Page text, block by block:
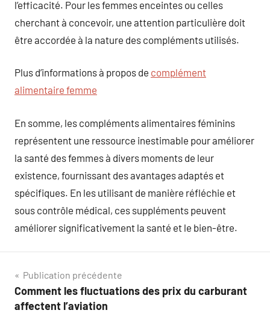
l’efficacité. Pour les femmes enceintes ou celles
cherchant à concevoir, une attention particulière doit
être accordée à la nature des compléments utilisés.
Plus d’informations à propos de complément
alimentaire femme
En somme, les compléments alimentaires féminins
représentent une ressource inestimable pour améliorer
la santé des femmes à divers moments de leur
existence, fournissant des avantages adaptés et
spécifiques. En les utilisant de manière réfléchie et
sous contrôle médical, ces suppléments peuvent
améliorer significativement la santé et le bien-être.
Navigation
de
Publication précédente
Comment les fluctuations des prix du carburant
affectent l’aviation